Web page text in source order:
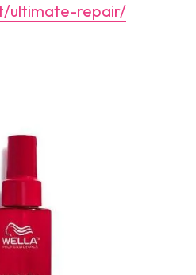
ultimate-repair/